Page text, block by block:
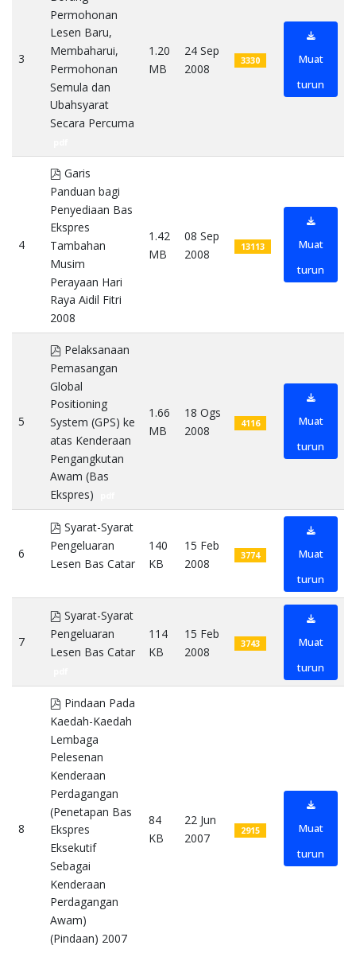
3
Permohonan
Lesen Baru,
Membaharui,
Permohonan
Semula dan
Ubahsyarat
Secara Percuma
1.20
MB
24 Sep
2008
3330
Muat
turun
4
pdf
Garis
Panduan bagi
Penyediaan Bas
Ekspres
Tambahan
Musim
Perayaan Hari
Raya Aidil Fitri
2008
1.42
MB
08 Sep
2008
13113
Muat
turun
5
pdf
Pelaksanaan
Pemasangan
Global
Positioning
System (GPS) ke
atas Kenderaan
Pengangkutan
Awam (Bas
Ekspres)
1.66
MB
18 Ogs
2008
4116
Muat
turun
6
pdf
Syarat-Syarat
Pengeluaran
Lesen Bas Catar
140
KB
15 Feb
2008
3774
Muat
turun
7
pdf
Syarat-Syarat
Pengeluaran
Lesen Bas Catar
114
KB
15 Feb
2008
3743
Muat
turun
8
pdf
Pindaan Pada
Kaedah-Kaedah
Lembaga
Pelesenan
Kenderaan
Perdagangan
(Penetapan Bas
Ekspres
Eksekutif
Sebagai
Kenderaan
Perdagangan
Awam)
(Pindaan) 2007
84
KB
22 Jun
2007
2915
Muat
turun